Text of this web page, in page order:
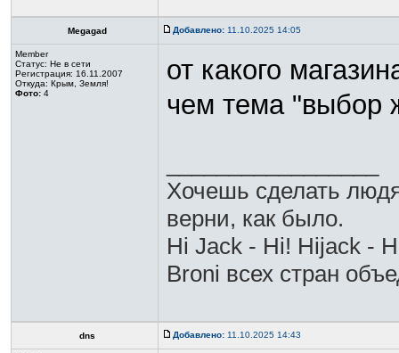
Megagad Добавлено: 11.10.2025 14:05
Member
Статус: Не в сети
Регистрация: 16.11.2007
Откуда: Крым, Земля!
Фото: 4
от какого
чем тема "выбор
Хочешь сделать
верни, как было.
Hi Jack - Hi! Hijack -
Broni всех стран
dns Добавлено: 11.10.2025 14:43